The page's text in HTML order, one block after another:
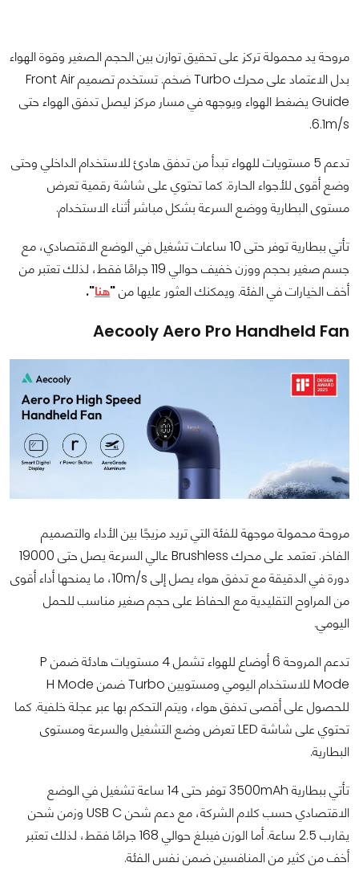
مروحة يد محمولة تركز على تحقيق توازن بين الحجم الصغير وقوة الهواء
بدل الاعتماد على محرك Turbo ضخم. تستخدم تصميم Front Air
Guide يضغط الهواء ويوجهه في مسار مركز ليصل تدفق الهواء حتى
6.1m/s.
تدعم 5 مستويات للهواء تبدأ من تدفق هادئ للاستخدام الداخلي وحتى
وضع أقوى للأجواء الحارة. كما تحتوي على شاشة رقمية تعرض
مستوى البطارية ووضع السرعة بشكل مباشر أثناء الاستخدام.
تأتي ببطارية توفر حتى 10 ساعات تشغيل في الوضع الاقتصادي، مع
جسم صغير بحجم ووزن خفيف حوالي 119 جرامًا فقط، لذلك تعتبر من
أخف الخيارات في الفئة. ويمكنك العثور عليها من"هنا".
Aecooly Aero Pro Handheld Fan
مروحة محمولة موجهة للفئة التي تريد مزيجًا بين الأداء والتصميم
الفاخر. تعتمد على محرك Brushless عالي السرعة يصل حتى 19000
دورة في الدقيقة مع تدفق هواء يصل إلى 10m/s، ما يمنحها أداء أقوى
من المراوح التقليدية مع الحفاظ على حجم صغير مناسب للحمل
اليومي.
تدعم المروحة 6 أوضاع للهواء تشمل 4 مستويات هادئة ضمن P
Mode للاستخدام اليومي ومستويين Turbo ضمن H Mode
للحصول على أقصى تدفق هواء، ويتم التحكم بها عبر عجلة خلفية. كما
تحتوي على شاشة LED تعرض وضع التشغيل والسرعة ومستوى
البطارية.
تأتي ببطارية 3500mAh توفر حتى 14 ساعة تشغيل في الوضع
الاقتصادي حسب كلام الشركة، مع دعم شحن USB C وزمن شحن
يقارب 2.5 ساعة. أما الوزن فيبلغ حوالي 168 جرامًا فقط، لذلك تعتبر
أخف من كثير من المنافسين ضمن نفس الفئة.